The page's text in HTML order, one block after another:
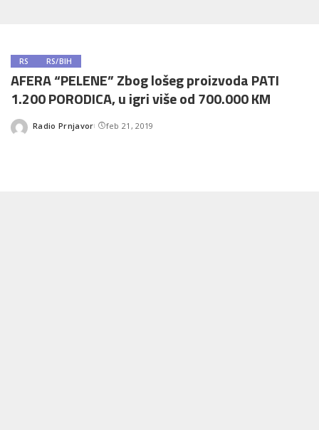
RS RS/BIH
AFERA “PELENE” Zbog lošeg proizvoda PATI
1.200 PORODICA, u igri više od 700.000 KM
Posted
Radio Prnjavor feb 21, 2019